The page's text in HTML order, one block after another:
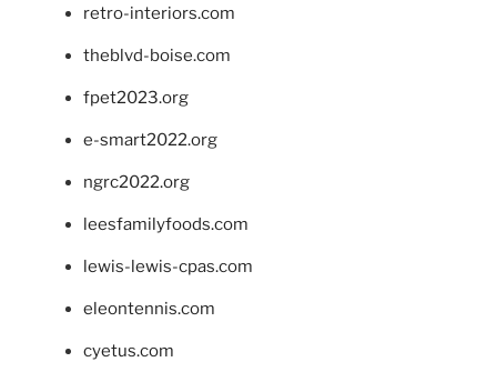
retro-interiors.com
theblvd-boise.com
fpet2023.org
e-smart2022.org
ngrc2022.org
leesfamilyfoods.com
lewis-lewis-cpas.com
eleontennis.com
cyetus.com